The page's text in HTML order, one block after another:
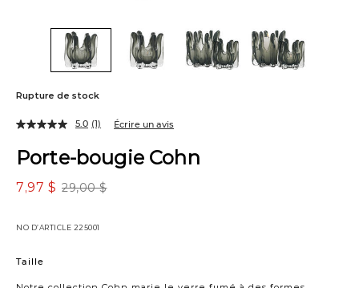
Rupture de stock
Porte-bougie Cohn
29,00 $
7,97 $
NO D’ARTICLE 225001
5.0 (1) Écrire un avis
Taille